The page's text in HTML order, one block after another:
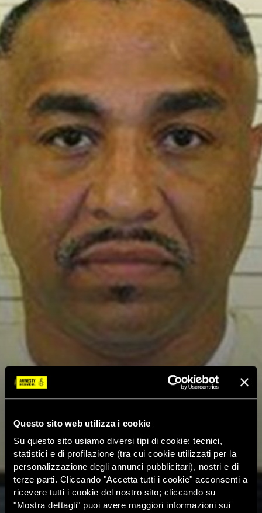
Questo sito web utilizza i cookie
Su questo sito usiamo diversi tipi di cookie: tecnici,
statistici e di profilazione (tra cui cookie utilizzati per la
personalizzazione degli annunci pubblicitari), nostri e di
terze parti. Cliccando "Accetta tutti i cookie" acconsenti a
ricevere tutti i cookie del nostro sito; cliccando su
"Mostra dettagli" puoi avere maggiori informazioni sui